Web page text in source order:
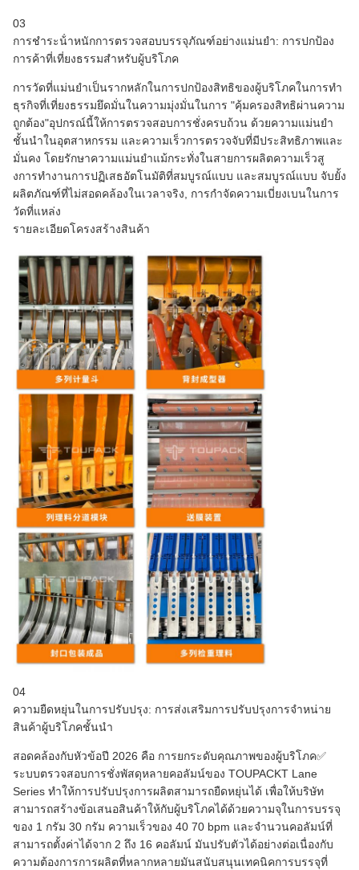
03
การชําระน้ําหนักการตรวจสอบบรรจุภัณฑ์อย่างแม่นยํา: การปกป้อง
การค้าที่เที่ยงธรรมสําหรับผู้บริโภค
การวัดที่แม่นยําเป็นรากหลักในการปกป้องสิทธิของผู้บริโภคในการทํา
ธุรกิจที่เที่ยงธรรมยึดมั่นในความมุ่งมั่นในการ "คุ้มครองสิทธิผ่านความ
ถูกต้อง"อุปกรณ์นี้ให้การตรวจสอบการชั่งครบถ้วน ด้วยความแม่นยํา
ชั้นนําในอุตสาหกรรม และความเร็วการตรวจจับที่มีประสิทธิภาพและ
มั่นคง โดยรักษาความแม่นยําแม้กระทั่งในสายการผลิตความเร็วสู
งการทํางานการปฏิเสธอัตโนมัติที่สมบูรณ์แบบ และสมบูรณ์แบบ จับยั้ง
ผลิตภัณฑ์ที่ไม่สอดคล้องในเวลาจริง, การกําจัดความเบี่ยงเบนในการ
วัดที่แหล่ง
รายละเอียดโครงสร้างสินค้า
04
ความยืดหยุ่นในการปรับปรุง: การส่งเสริมการปรับปรุงการจําหน่าย
สินค้าผู้บริโภคชั้นนํา
สอดคล้องกับหัวข้อปี 2026 คือ การยกระดับคุณภาพของผู้บริโภค✅
ระบบตรวจสอบการชั่งพัสดุหลายคอลัมน์ของ TOUPACKT Lane
Series ทําให้การปรับปรุงการผลิตสามารถยืดหยุ่นได้ เพื่อให้บริษัท
สามารถสร้างข้อเสนอสินค้าให้กับผู้บริโภคได้ด้วยความจุในการบรรจุ
ของ 1 กรัม 30 กรัม ความเร็วของ 40 70 bpm และจํานวนคอลัมน์ที่
สามารถตั้งค่าได้จาก 2 ถึง 16 คอลัมน์ มันปรับตัวได้อย่างต่อเนื่องกับ
ความต้องการการผลิตที่หลากหลายมันสนับสนุนเทคนิคการบรรจุที่